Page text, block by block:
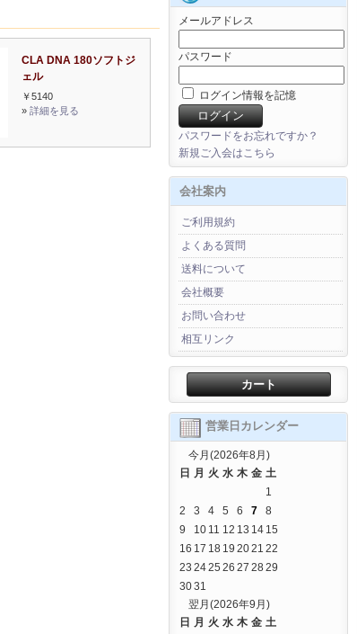
CLA DNA 180ソフトジ
ェル
￥5140
» 詳細を見る
メールアドレス
パスワード
ログイン情報を記憶
パスワードをお忘れですか？
新規ご入会はこちら
会社案内
ご利用規約
よくある質問
送料について
会社概要
お問い合わせ
相互リンク
カート
営業日カレンダー
今月(2026年8月)
日 月 火 水 木 金 土
1
2
3 4 5 6 7
8
9
10 11 12 13 14 15
16 17 18 19 2021 22
23 2425 26 27 2829
3031
翌月(2026年9月)
日 月 火 水 木 金 土